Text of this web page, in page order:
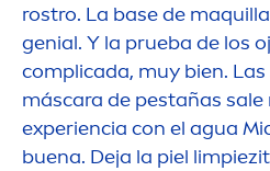
rostro. La base de
genial. Y la prueba de los
complicada, muy bien.
máscara de pestañas sale
experiencia con el agua
buena. Deja la piel